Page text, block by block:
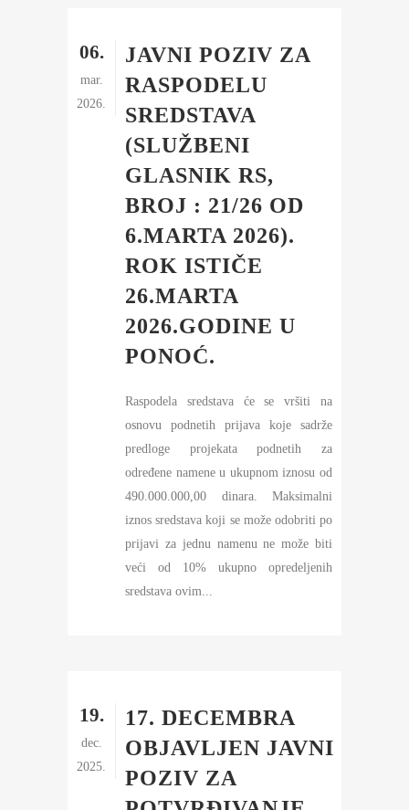
06.
mar.
2026.
JAVNI POZIV ZA
RASPODELU
SREDSTAVA
(SLUŽBENI
GLASNIK RS,
BROJ : 21/26 OD
6.MARTA 2026).
ROK ISTIČE
26.MARTA
2026.GODINE U
PONOĆ.
Raspodela sredstava će se vršiti na
osnovu podnetih prijava koje sadrže
predloge projekata podnetih za
određene namene u ukupnom iznosu od
490.000.000,00 dinara. Maksimalni
iznos sredstava koji se može odobriti po
prijavi za jednu namenu ne može biti
veći od 10% ukupno opredeljenih
sredstava ovim...
19.
dec.
2025.
17. DECEMBRA
OBJAVLJEN JAVNI
POZIV ZA